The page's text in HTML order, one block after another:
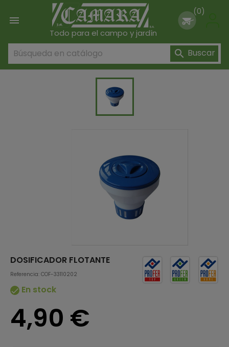

Todo para el campo y jardín
(0)
 Buscar
DOSIFICADOR FLOTANTE
Referencia: COF-33110202
 En stock
4,90 €